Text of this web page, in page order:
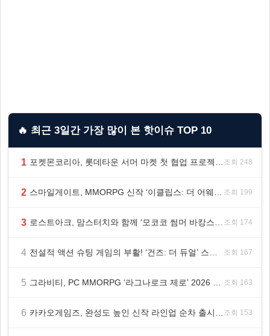
🔥 최근 3일간 가장 많이 본 핫이슈 TOP 10
1 포켓몬코리아, 롯데타운 서머 마켓 첫 협업 프로젝트 ‘포켓몬 별빛낙원’ 개최 조회 248
2 스마일게이트, MMORPG 신작 ‘이클립스: 더 어웨이크닝’ 9월 10일 론칭! 조회 199
3 로스트아크, 맘스터치와 함께 ‘모코코 썸머 바캉스 세트’ 출시 조회 174
4 전설적 액션 슈팅 게임의 부활! ‘건즈: 더 듀얼’ 스팀(Steam) 8월 14일 정식 오픈 조회 167
5 그라비티, PC MMORPG ‘라그나로크 제로’ 2026 여름 프로모션 진행! 조회 163
6 카카오게임즈, 완성도 높인 신작 라인업 순차 출시 ‘속도’ 조회 153